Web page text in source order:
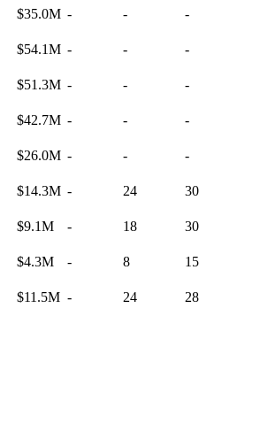
$35.0M - -
-
$54.1M - -
-
$51.3M - -
-
$42.7M - -
-
$26.0M - -
-
$14.3M - 24
30
$9.1M - 18
30
$4.3M - 8
15
$11.5M - 24
28